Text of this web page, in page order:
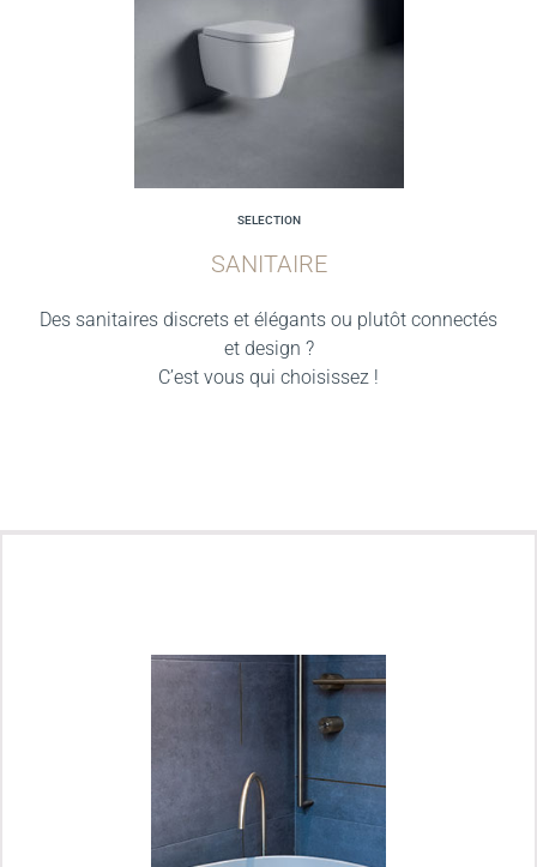
SELECTION
SANITAIRE
Des sanitaires discrets et élégants ou plutôt connectés
et design ?
C’est vous qui choisissez !